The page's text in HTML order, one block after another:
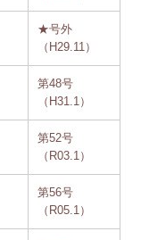
★号外
（H29.11）
第48号
（H31.1）
第52号
（R03.1）
第56号
（R05.1）